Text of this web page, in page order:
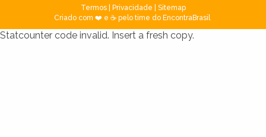
Termos| Privacidade
Sitemap
Criado com ❤️ e ☕ pelo time do EncontraBrasil
Statcounter code invalid. Insert a fresh copy.